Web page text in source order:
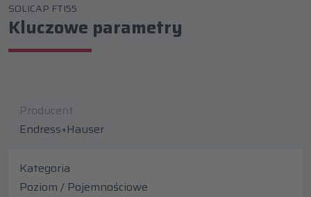
SOLICAP FTI55
Kluczowe parametry
Producent
Endress+Hauser
Kategoria
Poziom / Pojemnościowe